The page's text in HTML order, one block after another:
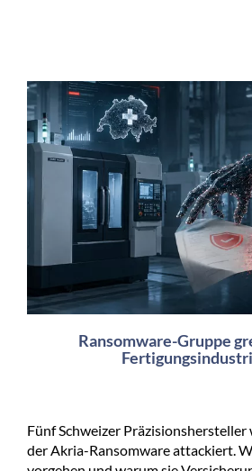
Ransomware-Gruppe
Fünf Schweizer
der Akria-Ransomware attackiert.